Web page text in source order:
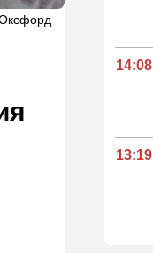
14:08
13:19